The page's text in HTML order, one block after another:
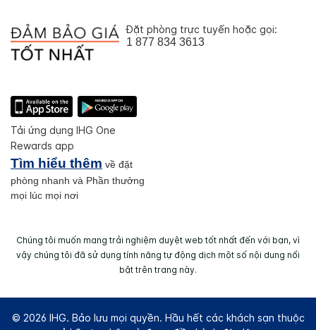
Đặt phòng trực tuyến hoặc gọi:
1 877 834 3613
Tải ứng dụng IHG One
Rewards app
Tìm hiểu thêm về đặt
phòng nhanh và Phần thưởng
mọi lúc mọi nơi
Chúng tôi muốn mang trải nghiệm duyệt web tốt nhất đến với bạn, vì
vậy chúng tôi đã sử dụng tính năng tự động dịch một số nội dung nổi
bật trên trang này.
© 2026 IHG. Bảo lưu mọi quyền. Hầu hết các khách sạn thuộc